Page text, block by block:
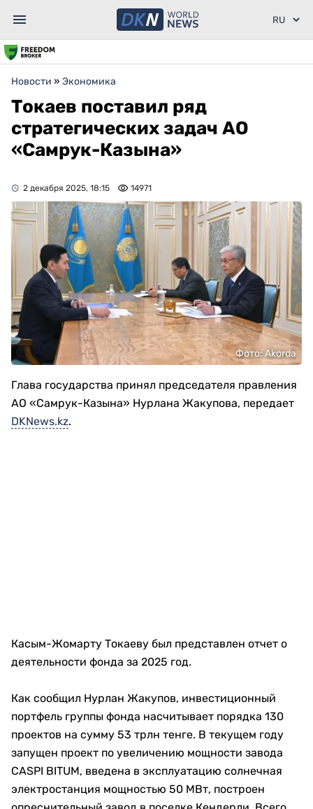
Новости » Экономика
Токаев поставил ряд
стратегических задач АО
«Самрук-Казына»
2 декабря 2025, 18:15 14971
Фото: Akorda
Глава государства принял председателя правления
АО «Самрук-Казына» Нурлана Жакупова, передает
DKNews.kz.
Касым-Жомарту Токаеву был представлен отчет о
деятельности фонда за 2025 год.
Как сообщил Нурлан Жакупов, инвестиционный
портфель группы фонда насчитывает порядка 130
проектов на сумму 53 трлн тенге. В текущем году
запущен проект по увеличению мощности завода
CASPI BITUM, введена в эксплуатацию солнечная
электростанция мощностью 50 МВт, построен